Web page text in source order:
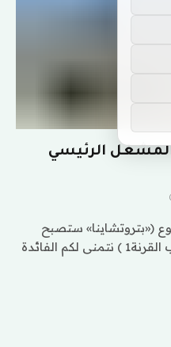
الرئيسي
(«بتروتشاينا» ستصبح
المشغل الرئيسي بحقل نفط غرب القرنة1 ) نتمنى لكم الفائدة